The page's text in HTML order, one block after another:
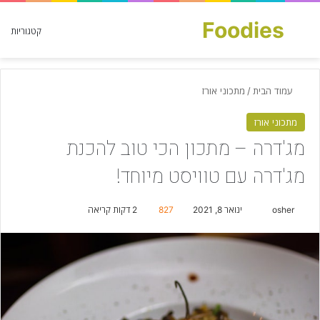
קטגוריות Foodies
חפש עבור
עמוד הבית / מתכוני אורז
מתכוני אורז
מג'דרה – מתכון הכי טוב להכנת
מג'דרה עם טוויסט מיוחד!
osher
n
e
ינואר 8, 2021 827